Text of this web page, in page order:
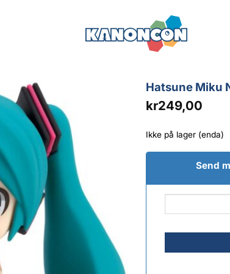
Hatsune Miku
kr249,00
Ikke på lager (enda)
Send